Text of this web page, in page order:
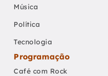
Música
Política
Tecnologia
Programação
Café com Rock